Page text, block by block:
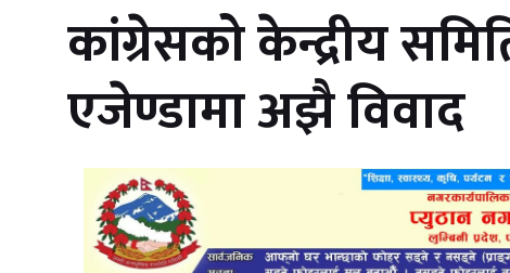
कांग्रेसको केन्द्रीय
एजेण्डामा अझै विवाद